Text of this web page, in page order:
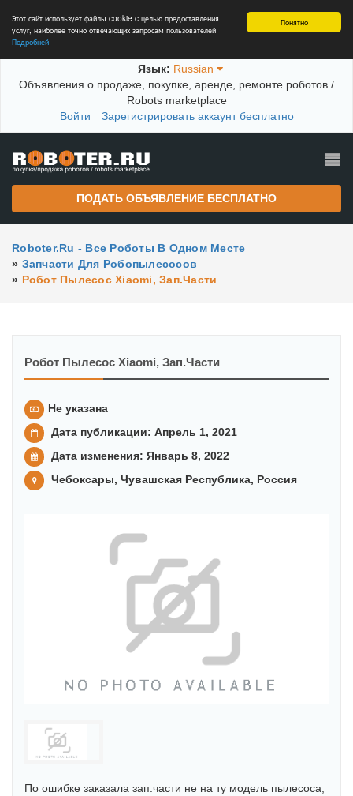
Понятно
Этот сайт использует файлы cookie c целью предоставления
услуг, наиболее точно отвечающих запросам пользователей
Подробней
Язык: Russian
Объявления о продаже, покупке, аренде, ремонте роботов /
Robots marketplace
Войти
Зарегистрировать аккаунт бесплатно
ПОДАТЬ ОБЪЯВЛЕНИЕ БЕСПЛАТНО
Roboter.ru - Все Роботы В Одном Месте
» Запчасти Для Робопылесосов
» Робот Пылесос Xiaomi, Зап.части
Робот Пылесос Xiaomi, Зап.части
Не указана
Дата публикации: Апрель 1, 2021
Дата изменения: Январь 8, 2022
Чебоксары, Чувашская Республика, Россия
По ошибке заказала зап.части не на ту модель пылесоса,